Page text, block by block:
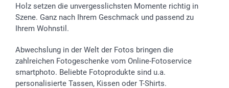
Holz setzen die unvergesslichsten Momente richtig in
Szene. Ganz nach Ihrem Geschmack und passend zu
Ihrem Wohnstil.
Abwechslung in der Welt der Fotos bringen die
zahlreichen Fotogeschenke vom Online-Fotoservice
smartphoto. Beliebte Fotoprodukte sind u.a.
personalisierte Tassen, Kissen oder T-Shirts.